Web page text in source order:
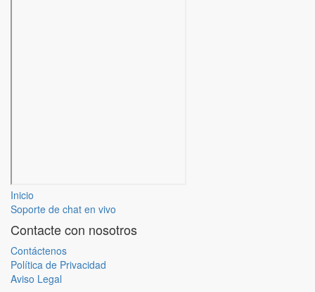
Inicio
Soporte de chat en vivo
Contacte con nosotros
Contáctenos
Política de Privacidad
Aviso Legal